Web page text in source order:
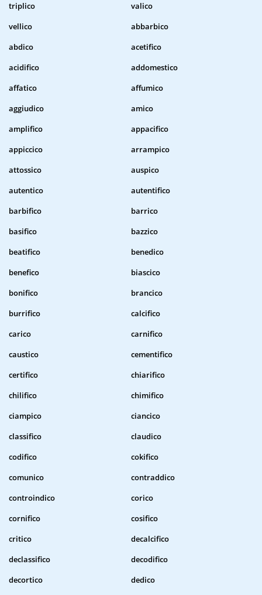
triplico
valico
vellico
abbarbico
abdico
acetifico
acidifico
addomestico
affatico
affumico
aggiudico
amico
amplifico
appacifico
appiccico
arrampico
attossico
auspico
autentico
autentifico
barbifico
barrico
basifico
bazzico
beatifico
benedico
benefico
biascico
bonifico
brancico
burrifico
calcifico
carico
carnifico
caustico
cementifico
certifico
chiarifico
chilifico
chimifico
ciampico
ciancico
classifico
claudico
codifico
cokifico
comunico
contraddico
controindico
corico
cornifico
cosifico
critico
decalcifico
declassifico
decodifico
decortico
dedico